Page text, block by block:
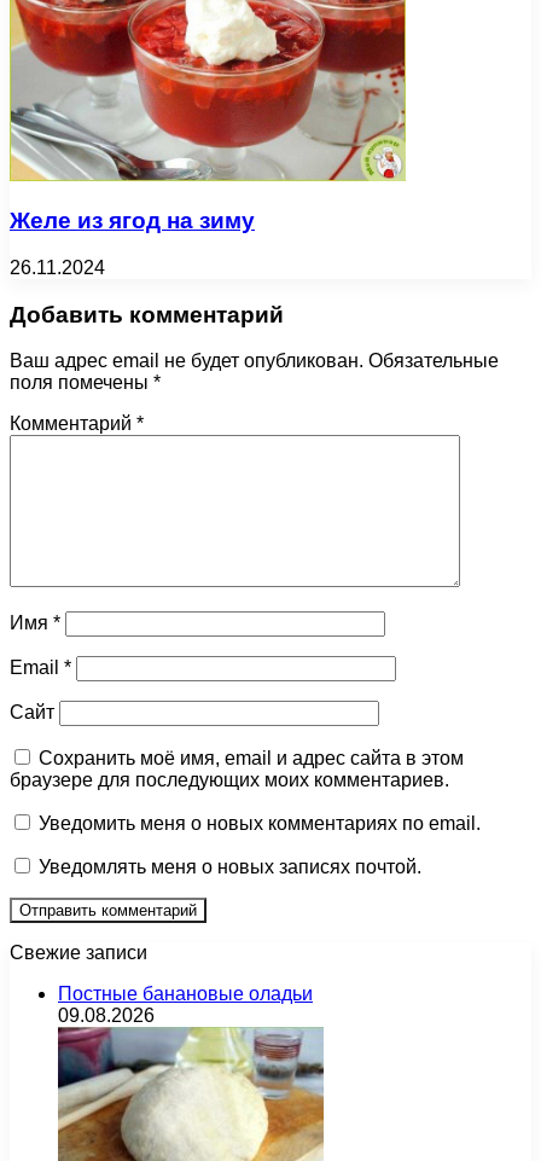
Желе из ягод на зиму
26.11.2024
Добавить комментарий
Ваш адрес email не будет опубликован. Обязательные
поля помечены *
Комментарий *
Имя *
Email *
Сайт
Сохранить моё имя, email и адрес сайта в этом
браузере для последующих моих комментариев.
Уведомить меня о новых комментариях по email.
Уведомлять меня о новых записях почтой.
Свежие записи
Постные банановые оладьи
09.08.2026